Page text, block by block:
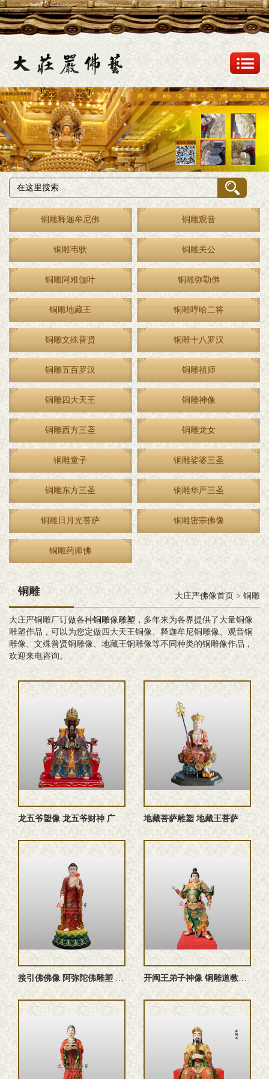
铜雕释迦牟尼佛 铜雕观音
铜雕韦驮 铜雕关公
铜雕阿难伽叶 铜雕弥勒佛
铜雕地藏王 铜雕哼哈二将
铜雕文殊普贤 铜雕十八罗汉
铜雕五百罗汉 铜雕祖师
铜雕四大天王 铜雕神像
铜雕西方三圣 铜雕龙女
铜雕童子 铜雕娑婆三圣
铜雕东方三圣 铜雕华严三圣
铜雕日月光菩萨 铜雕密宗佛像
铜雕药师佛
铜雕 大庄严佛像首页 > 铜雕
大庄严铜雕厂订做各种铜雕像雕塑 ，多年来为各界提供了大量铜像
雕塑作品，可以为您定做四大天王铜像、释迦牟尼铜雕像、观音铜
雕像、文殊普贤铜雕像、地藏王铜雕像等不同种类的铜雕像作品，
欢迎来电咨询。
龙五爷塑像 龙五爷财神 广济龙王文殊菩萨雕塑 地藏菩萨雕塑 地藏王菩萨 大愿地藏王菩萨佛像定制
接引佛佛像 阿弥陀佛雕塑 无量寿佛 佛像定制 开闽王弟子神像 铜雕道教神像定制